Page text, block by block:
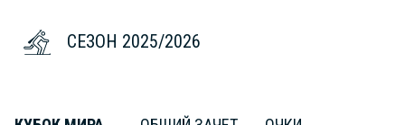
СЕЗОН 2025/2026